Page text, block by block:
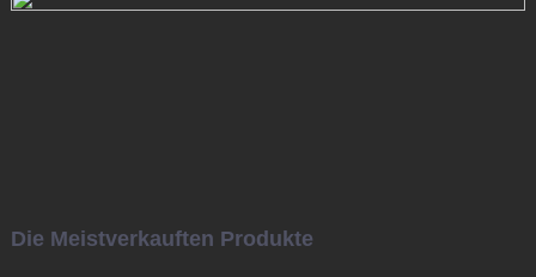
Die Meistverkauften Produkte